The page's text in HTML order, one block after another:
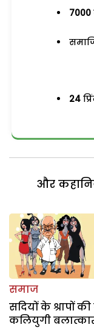
7000
24
और
समाज
सदियों के श्रापों
कलियुगी